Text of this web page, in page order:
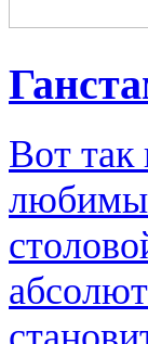
Вот так